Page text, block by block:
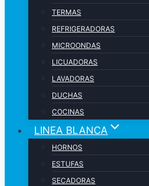
TERMAS
REFRIGERADORAS
MICROONDAS
LICUADORAS
LAVADORAS
DUCHAS
COCINAS
LINEA BLANCA
HORNOS
ESTUFAS
SECADORAS